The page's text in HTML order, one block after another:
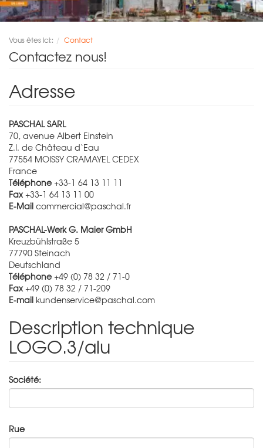
Vous êtes ici:: Contact
Contactez nous!
Adresse
PASCHAL SARL
70, avenue Albert Einstein
Z.I. de Château d‘Eau
77554 MOISSY CRAMAYEL CEDEX
France
Téléphone +33-1 64 13 11 11
Fax+33-1 64 13 11 00
E-Mail commercial@paschal.fr
PASCHAL-Werk G. Maier GmbH
Kreuzbühlstraße 5
77790 Steinach
Deutschland
Téléphone +49 (0) 78 32 / 71-0
Fax +49 (0) 78 32 / 71-209
E-mail kundenservice@paschal.com
Description technique
LOGO.3/alu
Société:
Rue